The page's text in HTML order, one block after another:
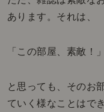
あります。それは、
「この部屋、素敵！」
と思っても、そのお
ていく様なことはで